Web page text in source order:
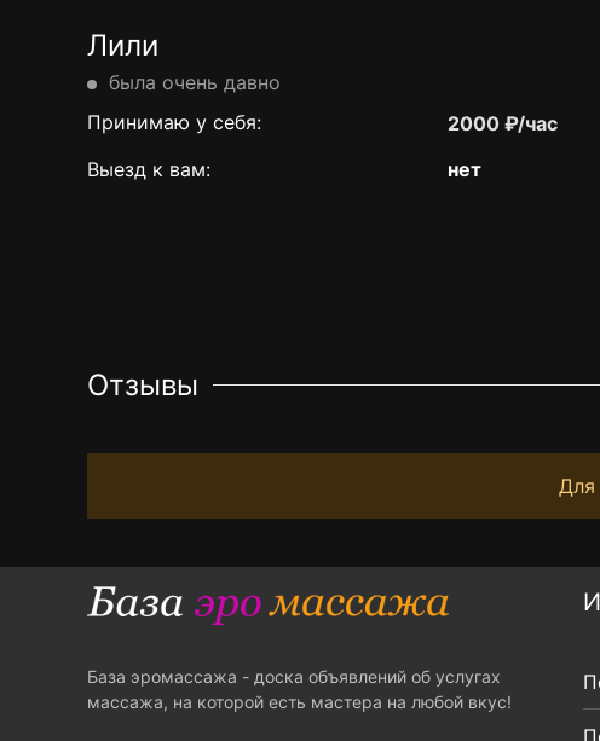
Лили
была очень давно
Принимаю у себя:
2000 ₽/час
Выезд к вам:
нет
Отзывы
Для
База эромассажа - доска объявлений об услугах
массажа, на которой есть мастера на любой вкус!